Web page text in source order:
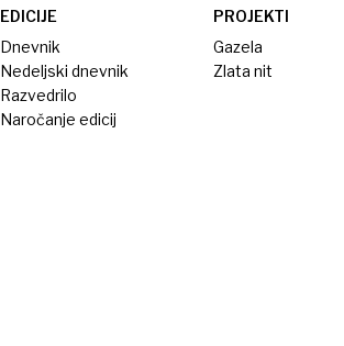
EDICIJE
Dnevnik
Nedeljski dnevnik
Razvedrilo
Naročanje edicij
PROJEKTI
Gazela
Zlata nit